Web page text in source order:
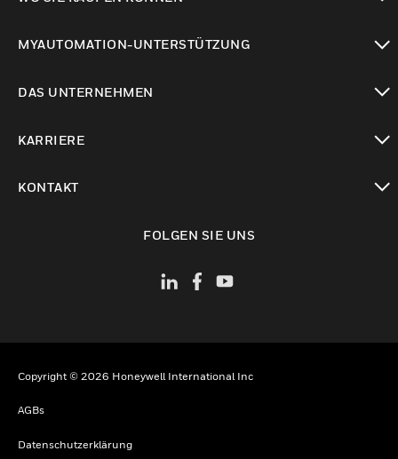
MYAUTOMATION-UNTERSTÜTZUNG
DAS UNTERNEHMEN
KARRIERE
KONTAKT
FOLGEN SIE UNS
Copyright © 2026 Honeywell International Inc
AGBs
Datenschutzerklärung